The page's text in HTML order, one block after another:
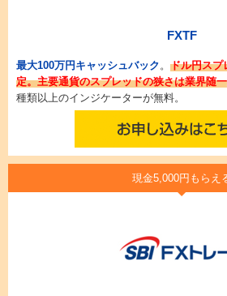
FXTF
最大100万円キャッシュバック。 ドル円スプ
定。主要通貨のスプレッドの狭さは業界随一
種類以上のインジケーターが無料。
現金5,000円もらえ